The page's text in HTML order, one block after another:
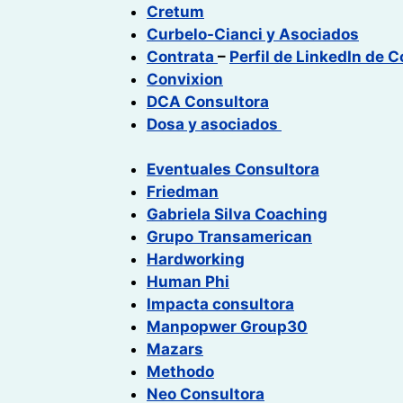
Cretum
Curbelo-Cianci y Asociados
Contrata – Perfil de LinkedIn de
Convixion
DCA Consultora
Dosa y asociados
Eventuales Consultora
Friedman
Gabriela Silva Coaching
Grupo Transamerican
Hardworking
Human Phi
Impacta consultora
Manpopwer Group30
Mazars
Methodo
Neo Consultora